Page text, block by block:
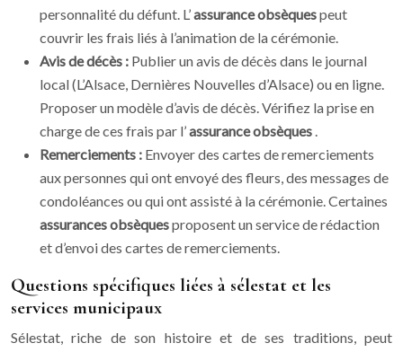
personnalité du défunt. L’assurance obsèquespeut
couvrir les frais liés à l’animation de la cérémonie.
Avis de décès : Publier un avis de décès dans le journal
local (L’Alsace, Dernières Nouvelles d’Alsace) ou en ligne.
Proposer un modèle d’avis de décès. Vérifiez la prise en
charge de ces frais par l’assurance obsèques .
Remerciements : Envoyer des cartes de remerciements
aux personnes qui ont envoyé des fleurs, des messages de
condoléances ou qui ont assisté à la cérémonie. Certaines
assurances obsèquesproposent un service de rédaction
et d’envoi des cartes de remerciements.
Questions spécifiques liées à sélestat et les
services municipaux
Sélestat, riche de son histoire et de ses traditions, peut